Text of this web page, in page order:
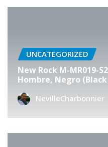
UNCATEGORIZED
New Rock M-MR019-
Hombre, Negro (Black
NevilleCharbonnier